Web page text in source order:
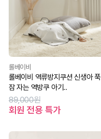
롤베이비
롤베이비 역류방지쿠션 신생아 푹
잠 자는 역방쿠 아기..
89,000원
회원 전용 특가